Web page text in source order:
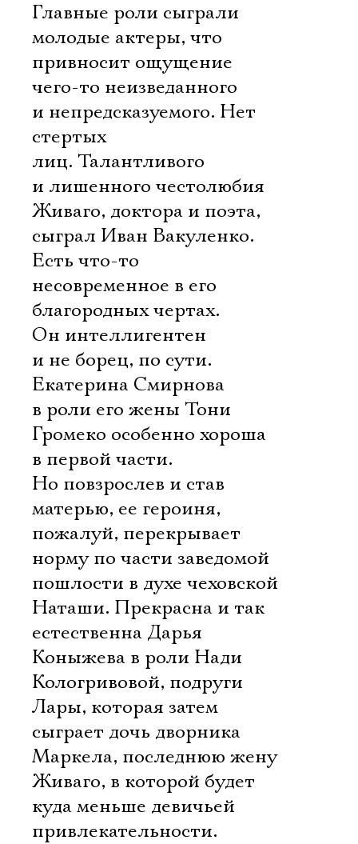
Главные роли сыграли
молодые актеры, что
привносит ощущение
чего-то неизведанного
и непредсказуемого. Нет
стертых
лиц. Талантливого
и лишенного честолюбия
Живаго, доктора и поэта,
сыграл Иван Вакуленко.
Есть что-то
несовременное в его
благородных чертах.
Он интеллигентен
и не борец, по сути.
Екатерина Смирнова
в роли его жены Тони
Громеко особенно хороша
в первой части.
Но повзрослев и став
матерью, ее героиня,
пожалуй, перекрывает
норму по части заведомой
пошлости в духе чеховской
Наташи. Прекрасна и так
естественна Дарья
Коныжева в роли Нади
Кологривовой, подруги
Лары, которая затем
сыграет дочь дворника
Маркела, последнюю жену
Живаго, в которой будет
куда меньше девичьей
привлекательности.